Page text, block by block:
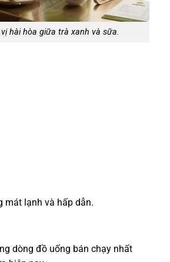
hài hòa giữa trà xanh và sữa.
mát lạnh và hấp dẫn.
dòng đồ uống bán chạy nhất